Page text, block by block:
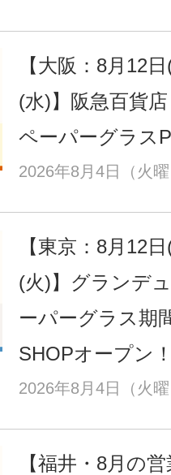
【大阪：8月12
(水)】阪急百貨
ペーパーグラス
2026年8月4日（火
【東京：8月12
(火)】グランデ
ーパーグラス期
SHOPオープン
2026年8月4日（火
【福井・8月の